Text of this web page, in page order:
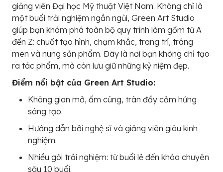
giảng viên Đại học Mỹ thuật Việt Nam. Không chỉ là
một buổi trải nghiệm ngắn ngủi, Green Art Studio
giúp bạn khám phá toàn bộ quy trình làm gốm từ A
đến Z: chuốt tạo hình, chạm khắc, trang trí, tráng
men và nung sản phẩm. Đây là nơi bạn không chỉ tạo
ra tác phẩm, mà còn lưu giữ những kỷ niệm đẹp.
Điểm nổi bật của Green Art Studio:
Không gian mở, ấm cúng, tràn đầy cảm hứng
sáng tạo.
Hướng dẫn bởi nghệ sĩ và giảng viên giàu kinh
nghiệm.
Nhiều gói trải nghiệm: từ buổi lẻ đến khóa chuyên
sâu 10 buổi.